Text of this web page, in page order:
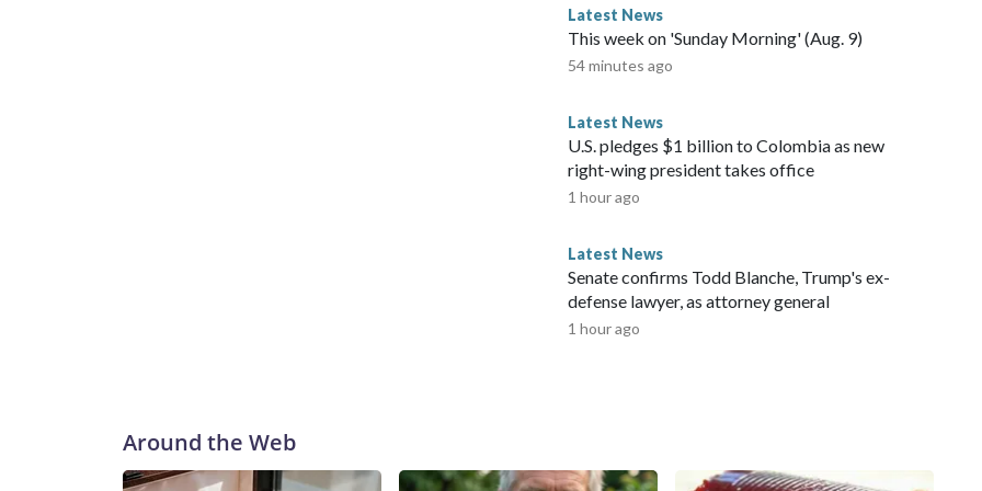
tarea de dos a tres días.Los bomberos extinguieron varios incendios nuevos el viernes, y las autoridades
advirtieron a los equipos que no bajaran la guardia durante las labores de extinción. Las operaciones nocturnas
medida que la lucha se prolonga. Tres sufrieron quemaduras, una de ellas lo suficientemente grave como para
requerir hospitalización en dos ocasiones y ser trasladada a un centro especializado en quemaduras, después
de que inicialmente se considerara una lesión leve. Elmquist añadió que las lesiones tienden a acumularse en
helicóptero contratado por el Servicio Forestal de EE.UU. se estrelló mientras combatía el incendio de
Widemouth 2 en Utah, causando la muerte del piloto y un miembro de la tripulación, según anunció el Centro
Nacional Interagencial de Incendios.Las autoridades arrestaron y acusaron a un residente de Spokane de
más de 30 años para ambos estados, una temporada exacerbada por el cambio climático provocado por el
ser humano. El humo de estos incendios también está deteriorando la calidad del aire en algunas zonas del
Latest News
This week on 'Sunday Morning' (Aug. 9)
54 minutes ago
Latest News
U.S. pledges $1 billion to Colombia as new
right-wing president takes office
1 hour ago
Latest News
Senate confirms Todd Blanche, Trump's ex-
defense lawyer, as attorney general
1 hour ago
Around the Web